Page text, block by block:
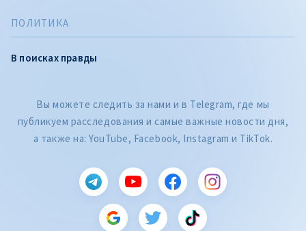
ПОЛИТИКА
В поисках правды
Вы можете следить за нами и в Telegram, где мы
публикуем расследования и самые важные новости дня,
а также на: YouTube, Facebook, Instagram и TikTok.